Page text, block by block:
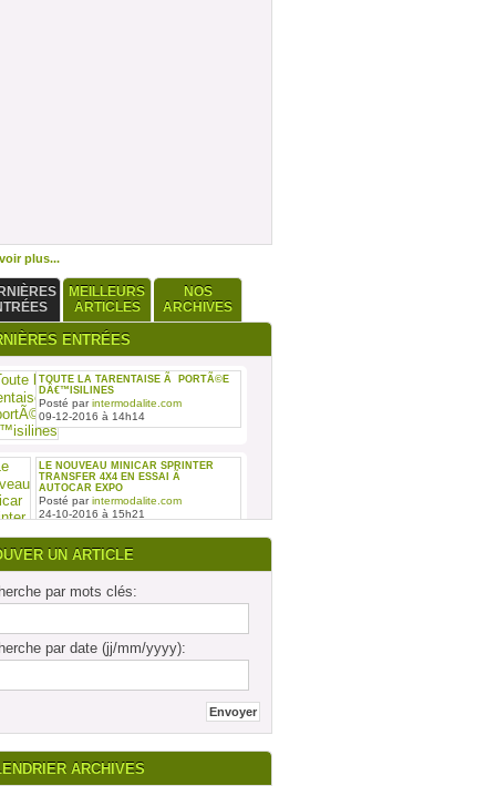
plus...
MEILLEURS
ARTICLES
NOS
ARCHIVES
ENTRÉES
TOUTE LA TARENTAISE Ã PORTÃ©E
DÂ€™ISILINES
Posté parintermodalite.com
09-12-2016 à 14h14
LE NOUVEAU MINICAR SPRINTER
TRANSFER 4X4 EN ESSAI Ã
AUTOCAR EXPO
Posté parintermodalite.com
24-10-2016 à 15h21
REMISE DES SIX PREMIERS INTOURO
MERCEDES-BENZ ASSEMBLÃ©S SUR
LE SITE DAIMLER BUSES DE LIGNY-
28-09-2016 à 17h19
UN ARTICLE
par mots clés:
par date (jj/mm/yyyy):
ARCHIVES